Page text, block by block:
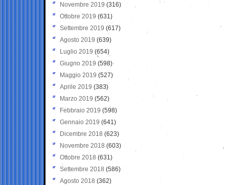
Novembre 2019 (316)
Ottobre 2019 (631)
Settembre 2019 (617)
Agosto 2019 (639)
Luglio 2019 (654)
Giugno 2019 (598)
Maggio 2019 (527)
Aprile 2019 (383)
Marzo 2019 (562)
Febbraio 2019 (598)
Gennaio 2019 (641)
Dicembre 2018 (623)
Novembre 2018 (603)
Ottobre 2018 (631)
Settembre 2018 (586)
Agosto 2018 (362)